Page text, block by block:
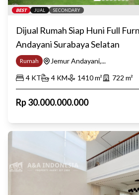
BEST JUAL SECONDARY
Dijual Rumah Siap Huni Full
Andayani Surabaya Selatan
Rumah
Jemur Andayani,...
4 KT 4 KM 1410m² 722 m²
Rp30.000.000.000